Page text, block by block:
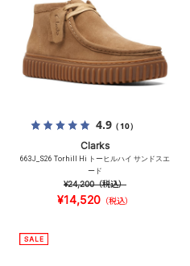
4.9（10）
Clarks
663J_S26 Torhill Hi トーヒルハイ サンドスエ
ード
¥24,200（税込）
¥14,520 （税込）